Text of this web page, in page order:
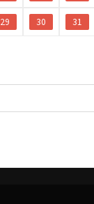
29 30 31